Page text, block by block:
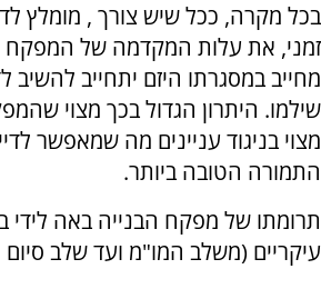
בכל מקרה, ככל שיש צורך , מומלץ
זמני, את עלות המקדמה של
מחייב במסגרתו היזם יתחייב להשיב
שילמו. היתרון הגדול בכך מצוי
מצוי בניגוד עניינים מה שמאפשר
התמורה הטובה ביותר.
תרומתו של מפקח הבנייה באה לידי
עיקריים (משלב המו"מ ועד שלב